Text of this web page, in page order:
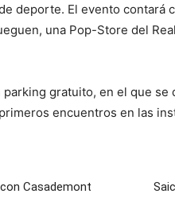
deporte. El evento
una Pop-Store del
gratuito, en el que
encuentros en las
Casademont